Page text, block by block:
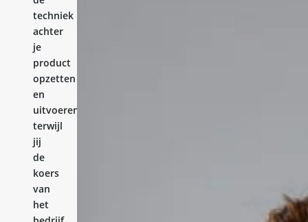
techniek
achter
je
product
opzetten
en
uitvoeren,
terwijl
jij
de
koers
van
het